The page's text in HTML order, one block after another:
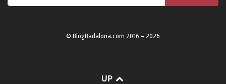
© BlogBadalona.com 2016 - 2026
UP